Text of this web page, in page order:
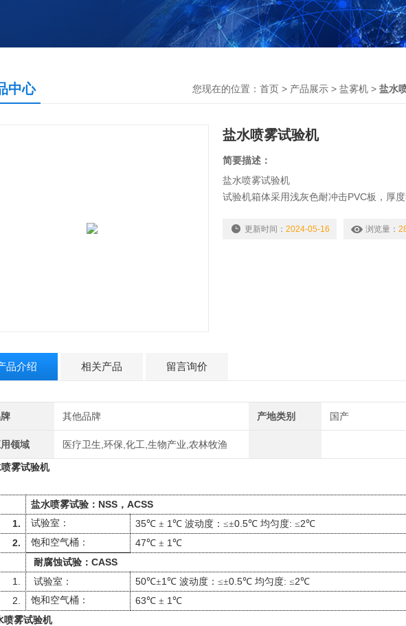
中心 您现在的位置： 首页 > 产品展示 > 盐雾机 > 盐水
盐水喷雾试验机
简要描述：
盐水喷雾试验机
试验机箱体采用浅灰色耐冲击PVC板，厚
更新时间： 2024-05-16 浏览量：
品介绍 相关产品 留言询价
其他品牌 产地类别 国产
领域 医疗卫生,环保,化工,生物产业,农林牧渔
雾试验机
盐水喷雾试验： NSS ，ACSS
1.
试验室： 35℃ ± 1℃ 波动度：≤±0.5℃ 均匀度:≤2℃
2. 饱和空气桶： 47℃ ± 1℃
耐腐蚀试验：CASS
1.
试验室： 50℃±1℃ 波动度：≤±0.5℃ 均匀度:≤2℃
2. 饱和空气桶： 63℃ ± 1℃
喷雾试验机